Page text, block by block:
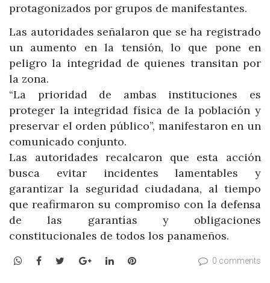
protagonizados por grupos de manifestantes.
Las autoridades señalaron que se ha registrado
un aumento en la tensión, lo que pone en
peligro la integridad de quienes transitan por
la zona.
“La prioridad de ambas instituciones es
proteger la integridad física de la población y
preservar el orden público”, manifestaron en un
comunicado conjunto.
Las autoridades recalcaron que esta acción
busca evitar incidentes lamentables y
garantizar la seguridad ciudadana, al tiempo
que reafirmaron su compromiso con la defensa
de las garantías y obligaciones
constitucionales de todos los panameños.
WhatsApp
Facebook
TwitterGoogle+LinkedInPinterest 0 comments